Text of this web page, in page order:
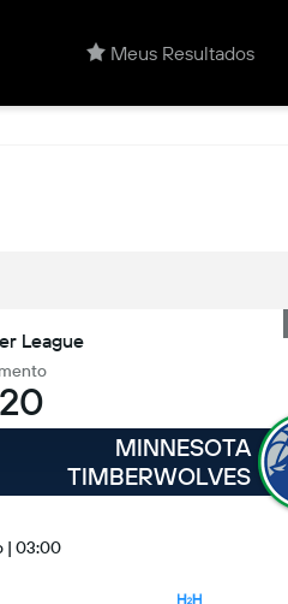
Meus Resultados
League
MINNESOTA
TIMBERWOLVES
| 03:00